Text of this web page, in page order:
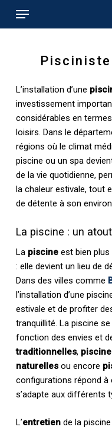
Menu
L’installation d’une
investissement
considérables en
loisirs. Dans le
régions où le climat
piscine ou un spa
de la vie quotidienne,
la chaleur estivale, tout
de détente à son
La piscine : un
La piscineest bien plus
: elle devient un lieu de
Dans des villes comme
l’installation d’une
estivale et de profiter
tranquillité. La piscine
fonction des envies et
traditionnelles,
naturellesou encore
configurations répond
s’adapte aux différents
L’entretiende la